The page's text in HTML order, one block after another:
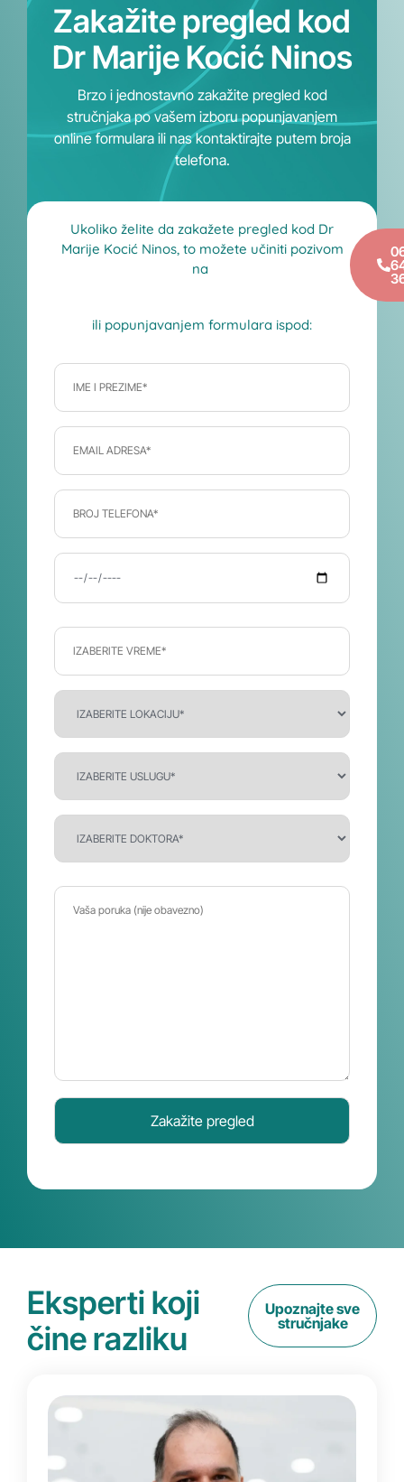
Zakažite pregled kod
Dr Marije Kocić Ninos
Brzo i jednostavno zakažite pregled kod
stručnjaka po vašem izboru popunjavanjem
online formulara ili nas kontaktirajte putem broja
telefona.
Ukoliko želite da zakažete pregled kod Dr
Marije Kocić Ninos, to možete učiniti pozivom
na
ili popunjavanjem formulara ispod:
Eksperti koji
čine razliku
Upoznajte sve
stručnjake